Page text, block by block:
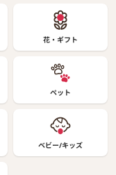
花・ギフト
ペット
ベビー/キッズ